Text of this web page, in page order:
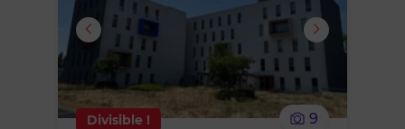
ou
supprimer
le
Divisible ! 9